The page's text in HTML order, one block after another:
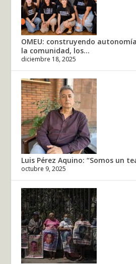
OMEU: construyendo
la comunidad, los...
diciembre 18, 2025
Luis Pérez Aquino: “Somos un
octubre 9, 2025